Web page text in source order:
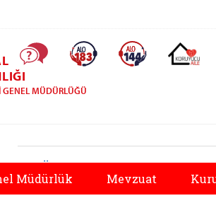
Ana Sayfa Sıkça Sorulan SorularAlo 183 (yeni sekmede açılır)
Alo 144 (yeni
GENEL MÜDÜRLÜĞÜ
Müdürlük Mevzuat
Önceki